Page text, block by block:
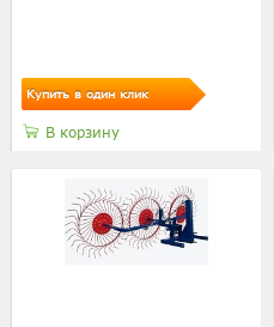
Купить в один клик
В корзину